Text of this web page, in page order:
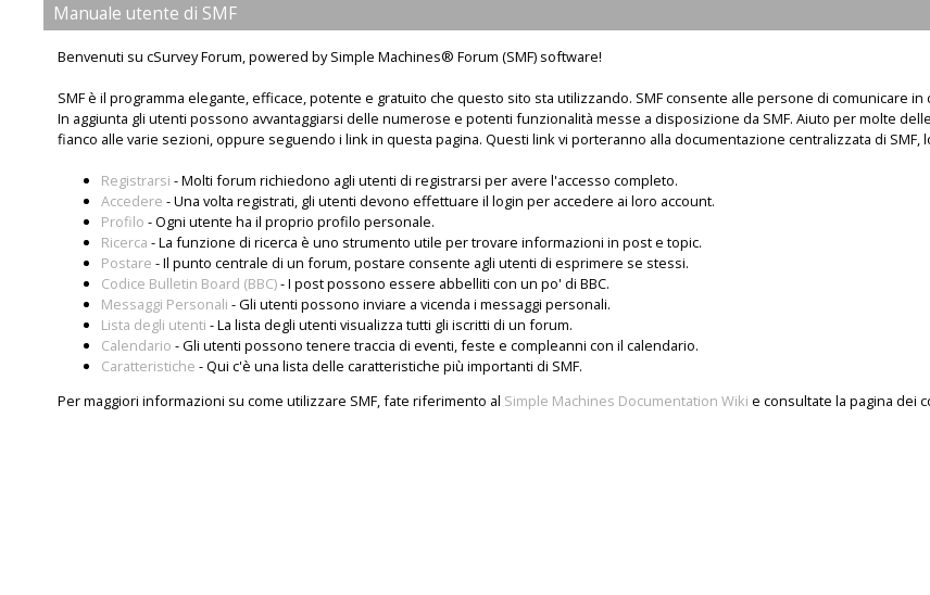
Manuale utente di SMF
Benvenuti su cSurvey Forum, powered by Simple Machines® Forum (SMF) software!
SMF è il programma elegante, efficace, potente e gratuito che questo sito sta utilizzando. SMF consente alle persone di comunicare
In aggiunta gli utenti possono avvantaggiarsi delle numerose e potenti funzionalità messe a disposizione da SMF. Aiuto per molte
fianco alle varie sezioni, oppure seguendo i link in questa pagina. Questi link vi porteranno alla documentazione centralizzata di SMF,
Registrarsi - Molti forum richiedono agli utenti di registrarsi per avere l'accesso completo.
Accedere - Una volta registrati, gli utenti devono effettuare il login per accedere ai loro account.
Profilo - Ogni utente ha il proprio profilo personale.
Ricerca - La funzione di ricerca è uno strumento utile per trovare informazioni in post e topic.
Postare - Il punto centrale di un forum, postare consente agli utenti di esprimere se stessi.
Codice Bulletin Board (BBC)- I post possono essere abbelliti con un po' di BBC.
Messaggi Personali - Gli utenti possono inviare a vicenda i messaggi personali.
Lista degli utenti - La lista degli utenti visualizza tutti gli iscritti di un forum.
Calendario - Gli utenti possono tenere traccia di eventi, feste e compleanni con il calendario.
Caratteristiche - Qui c'è una lista delle caratteristiche più importanti di SMF.
Per maggiori informazioni su come utilizzare SMF, fate riferimento al Simple Machines Documentation Wiki e consultate la pagina dei